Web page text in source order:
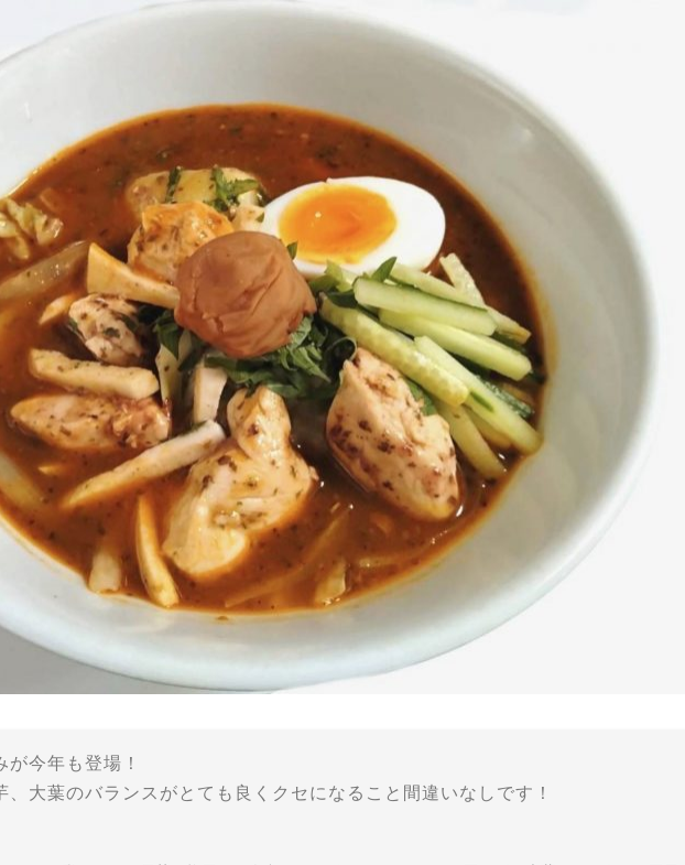
今年も登場！
、大葉のバランスがとても良くクセになること間違いなしです！